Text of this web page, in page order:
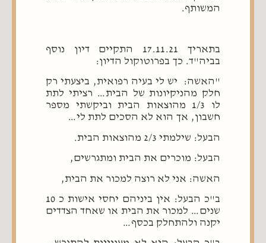
המשותף.
בתאריך 17.11.21 התקיים דיון נוסף
בביה"ד. כך בפרוטוקול הדיון:
"האשה: יש לי בעיה רפואית, ביצעתי רק
חלק מהניקיונות של הבית… רציתי לתת
לו 1/3 מהוצאות הבית וביקשתי מספר
חשבון, אך הוא לא הסכים לתת לי…
הבעל: שילמתי 2/3 מהוצאות הבית.
הבעל: מוכרים את הבית ומתגרשים,
האשה: אני לא רוצה למכור את הבית,
ב"כ הבעל: אין ביניהם יחסי אישות כ 10
שנים… למכור את הבית או שאחד הצדדים
יקנה ולהתחלק בכסף…